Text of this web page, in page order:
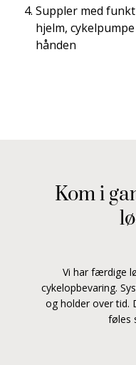
Suppler med
hjelm,
hånden
Kom i
Vi har færdige
cykelopbevaring.
og holder over tid.
føles